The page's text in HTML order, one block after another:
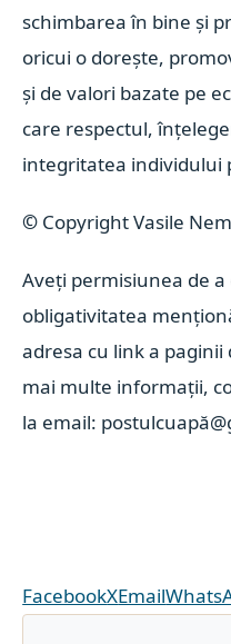
schimbarea în bine și
oricui o dorește,
și de valori bazate pe
care respectul,
integritatea individului
© Copyright Vasile
Aveți permisiunea de a
obligativitatea
adresa cu link a
mai multe informații,
la email:
FacebookXEmail